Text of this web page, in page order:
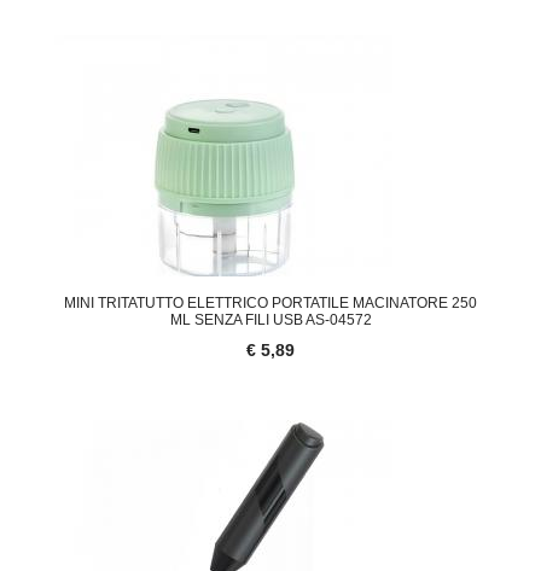
MINI TRITATUTTO ELETTRICO PORTATILE MACINATORE 250
ML SENZA FILI USB AS-04572
€ 5,89